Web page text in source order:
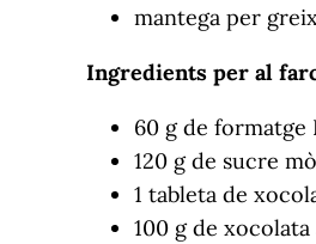
mantega per
Ingredients per al
60 g de formatge
120 g de sucre
1 tableta de
100 g de